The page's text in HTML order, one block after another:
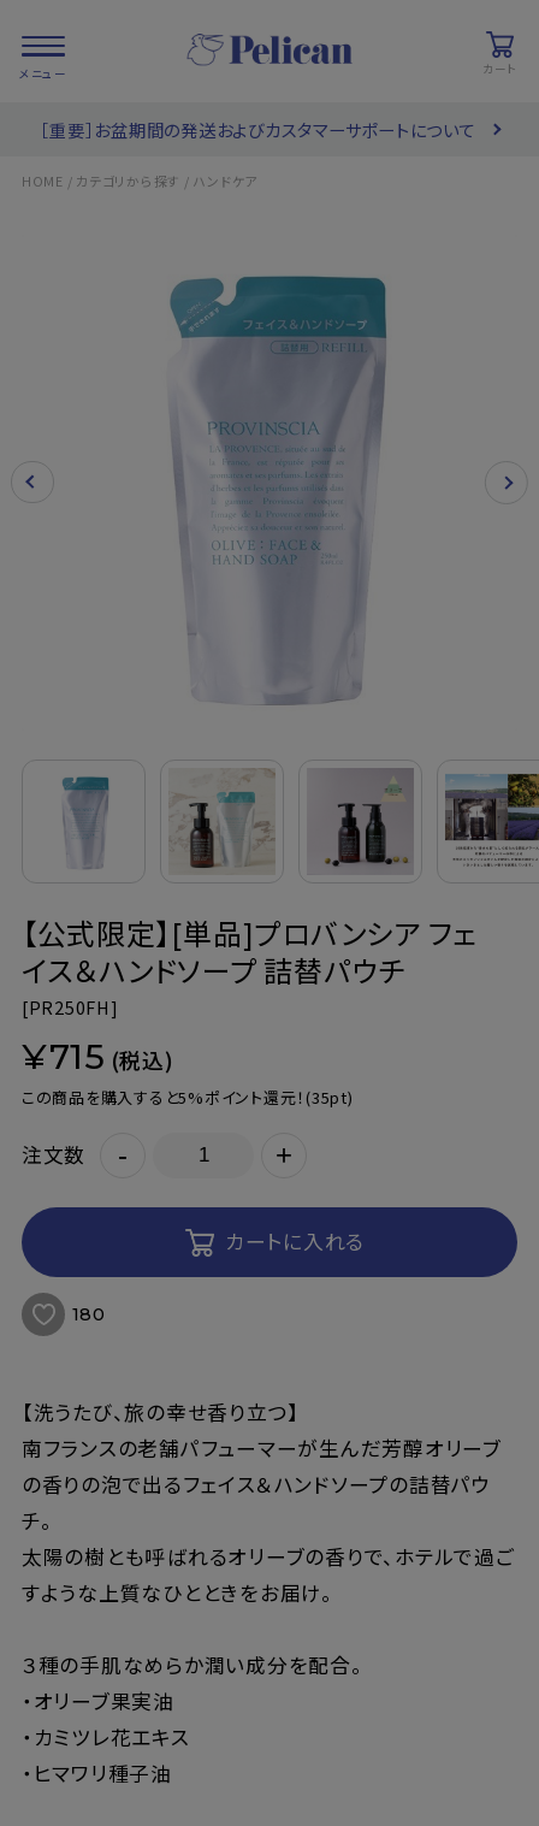
カート
PRODUCTS/ 商品を探す
COLLECTIONS/ ブランド一覧
ご利用案内
よくあるご質問
会員登録でお得
NEWS一覧
利用規約
［重要］お盆期間の発送およびカスタマーサポートについて
HOME / カテゴリから探す / ハンドケア
【公式限定】[単品]プロバンシア フェ
イス＆ハンドソープ 詰替パウチ
[PR250FH]
¥715 (税込)
この商品を購入すると5%ポイント還元！ (35pt)
注文数 - +
カートに入れる
180
【洗うたび、旅の幸せ香り立つ】
南フランスの老舗パフューマーが生んだ芳醇オリーブ
の香りの泡で出るフェイス＆ハンドソープの詰替パウ
チ。
太陽の樹とも呼ばれるオリーブの香りで、ホテルで過ご
すような上質なひとときをお届け。
３種の手肌なめらか潤い成分を配合。
・オリーブ果実油
・カミツレ花エキス
・ヒマワリ種子油